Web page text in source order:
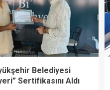
Belediyesi
Sertifikasını Aldı